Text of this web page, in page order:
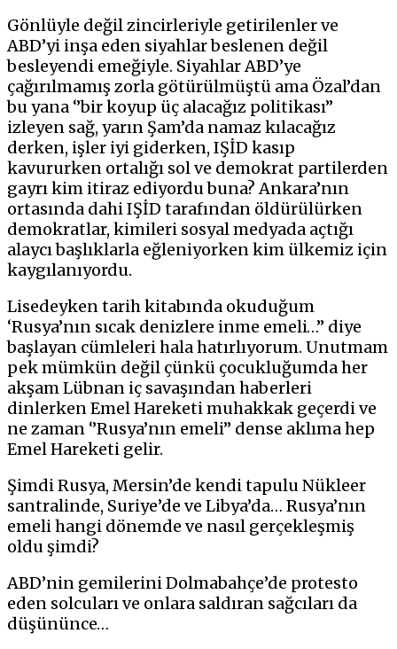
Gönlüyle değil zincirleriyle getirilenler ve
ABD’yi inşa eden siyahlar beslenen değil
besleyendi emeğiyle. Siyahlar ABD’ye
çağırılmamış zorla götürülmüştü ama Özal’dan
bu yana ‘’bir koyup üç alacağız politikası’’
izleyen sağ, yarın Şam’da namaz kılacağız
derken, işler iyi giderken, IŞİD kasıp
kavururken ortalığı sol ve demokrat partilerden
gayrı kim itiraz ediyordu buna? Ankara’nın
ortasında dahi IŞİD tarafından öldürülürken
demokratlar, kimileri sosyal medyada açtığı
alaycı başlıklarla eğleniyorken kim ülkemiz için
kaygılanıyordu.
Lisedeyken tarih kitabında okuduğum
‘Rusya’nın sıcak denizlere inme emeli…’’ diye
başlayan cümleleri hala hatırlıyorum. Unutmam
pek mümkün değil çünkü çocukluğumda her
akşam Lübnan iç savaşından haberleri
dinlerken Emel Hareketi muhakkak geçerdi ve
ne zaman ‘’Rusya’nın emeli’’ dense aklıma hep
Emel Hareketi gelir.
Şimdi Rusya, Mersin’de kendi tapulu Nükleer
santralinde, Suriye’de ve Libya’da… Rusya’nın
emeli hangi dönemde ve nasıl gerçekleşmiş
oldu şimdi?
ABD’nin gemilerini Dolmabahçe’de protesto
eden solcuları ve onlara saldıran sağcıları da
düşününce…